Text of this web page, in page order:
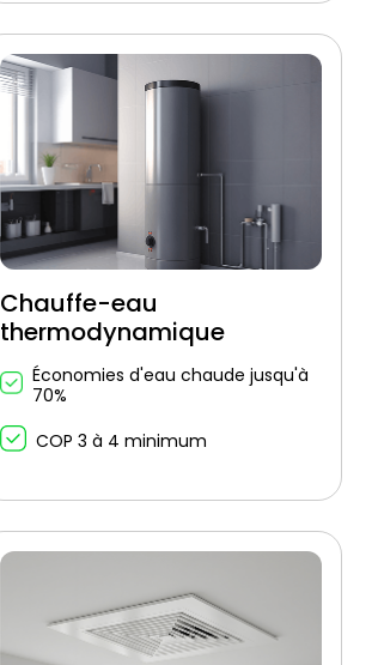
Chauffe-eau
thermodynamique
Économies d'eau chaude jusqu'à
70%
COP 3 à 4 minimum